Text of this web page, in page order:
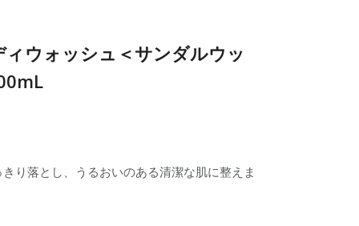
ウォッシュ＜サンダルウッ
り落とし、うるおいのある清潔な肌に整えま